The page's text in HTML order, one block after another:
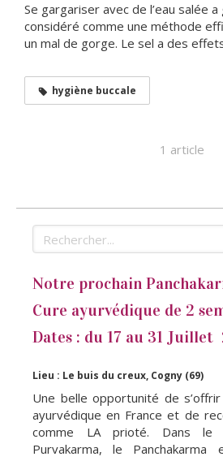
Se gargariser avec de l’eau salée
considéré comme une méthode
un mal de gorge. Le sel a des
hygiène buccale
1 article
Rechercher
Notre prochain
Cure ayurvédique de 2
Dates : du 17 au 31 Juillet
Lieu : Le buis du creux, Cogny (69)
Une belle opportunité de
ayurvédique en France et de
comme LA prioté. Dans le
Purvakarma, le